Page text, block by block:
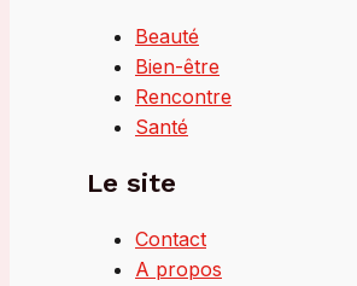
Beauté
Bien-être
Rencontre
Santé
Le site
Contact
A propos